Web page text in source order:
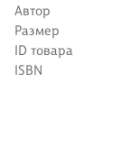
Автор
Размер
ID товара
ISBN